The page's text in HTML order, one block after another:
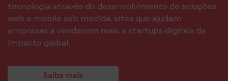
tecnologia através do desenvolvimento de soluções
web e mobile sob medida, sites que ajudam
empresas a venderem mais e startups digitais de
impacto global.
Saiba mais